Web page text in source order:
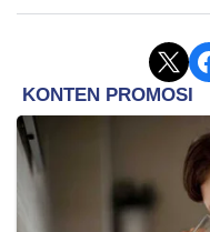
Sejumlah pemeran
seperti Robert
Farrell sebagai Oz
Komisaris James
Alfred Pennyworth.